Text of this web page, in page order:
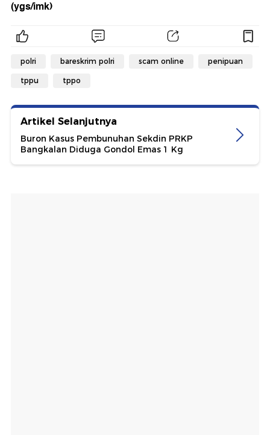
(ygs/imk)
polri bareskrim polri scam online penipuan
tppu tppo
Artikel Selanjutnya
Buron Kasus Pembunuhan Sekdin PRKP
Bangkalan Diduga Gondol Emas 1 Kg